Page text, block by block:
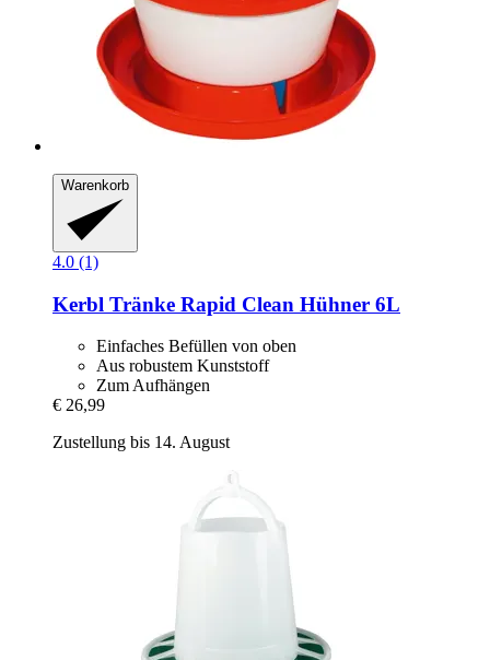
Warenkorb
4.0 (1)
Kerbl Tränke Rapid Clean Hühner 6L
Einfaches Befüllen von oben
Aus robustem Kunststoff
Zum Aufhängen
€ 26,99
Zustellung bis 14. August